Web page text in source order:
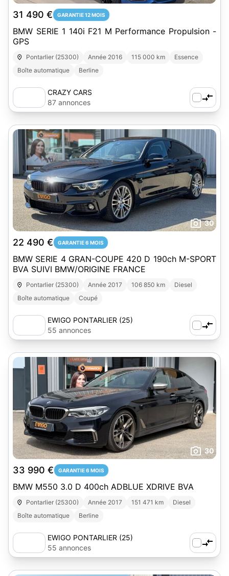
31 490 € GARANTIE 12 MOIS
BMW SERIE 1 140i F21 M Performance Propulsion -
GPS
Pontarlier (25300) Année 2016 115 000 km
Essence
Boîte automatique
Berline
CRAZY CARS
87 annonces
30
22 490 € GARANTIE 6 MOIS
BMW SERIE 4 GRAN-COUPE 420 D 190ch M-SPORT
BVA SUIVI BMW/ORIGINE FRANCE
Pontarlier (25300) Année 2017 106 850 km
Diesel
Boîte automatique
Coupé
EWIGO PONTARLIER (25)
55 annonces
30
33 990 € GARANTIE 6 MOIS
BMW M550 3.0 D 400ch ADBLUE XDRIVE BVA
Pontarlier (25300) Année 2017 151 471 km
Diesel
Boîte automatique
Berline
EWIGO PONTARLIER (25)
55 annonces